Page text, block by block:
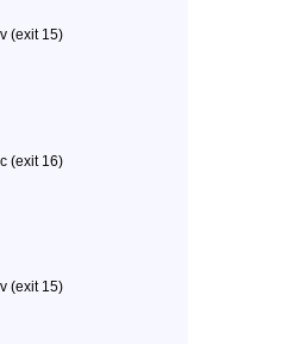
(exit 15)
(exit 16)
(exit 15)